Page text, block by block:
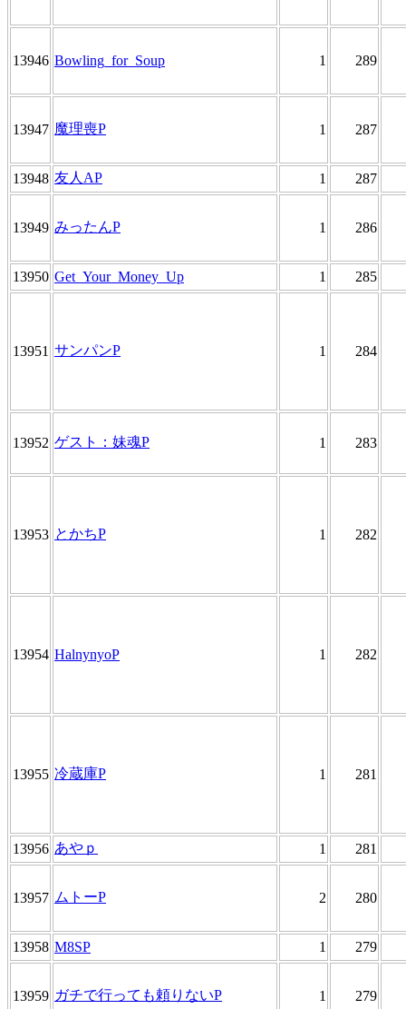
13946 Bowling_for_Soup 1 289
13947 魔理喪P 1 287
13948 友人AP 1 287
13949 みったんP 1 286
13950 Get_Your_Money_Up 1 285
13951 サンパンP 1 284
13952 ゲスト：妹魂P 1 283
13953 とかちP 1 282
13954 HalnynyoP 1 282
13955 冷蔵庫P 1 281
13956 あやｐ 1 281
13957 ムトーP 2 280
13958 M8SP 1 279
13959 ガチで行っても頼りないP 1 279